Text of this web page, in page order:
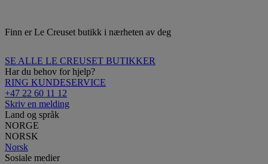
Finn er Le Creuset butikk i nærheten av deg
SE ALLE LE CREUSET BUTIKKER
Har du behov for hjelp?
RING KUNDESERVICE
+47 22 60 11 12
Skriv en melding
Land og språk
NORGE
NORSK
Norsk
Sosiale medier